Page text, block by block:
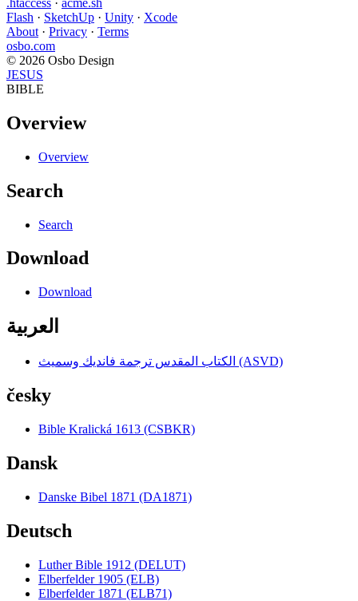
Flash · SketchUp · Unity · Xcode
About · Privacy · Terms
osbo.com
© 2026 Osbo Design
JESUS
BIBLE
Overview
Overview
Search
Search
Download
Download
العربية
الكتاب المقدس ترجمة فانديك وسميث (ASVD)
česky
Bible Kralická 1613 (CSBKR)
Dansk
Danske Bibel 1871 (DA1871)
Deutsch
Luther Bible 1912 (DELUT)
Elberfelder 1905 (ELB)
Elberfelder 1871 (ELB71)